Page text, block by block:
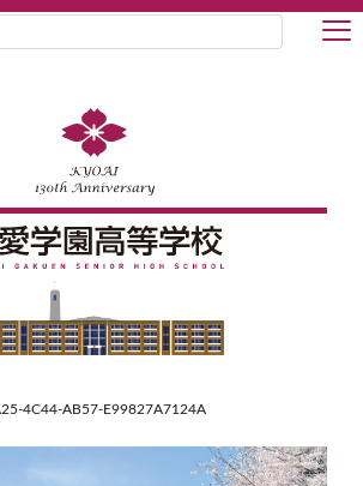
4C44-AB57-E99827A7124A